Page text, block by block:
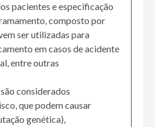
pacientes e especificação
composto por
ser utilizadas para
em casos de acidente
entre outras
considerados
que podem causar
genética),